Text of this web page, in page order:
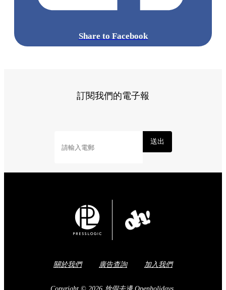
Share to Facebook
訂閱我們的電子報
送出
關於我們 廣告查詢 加入我們